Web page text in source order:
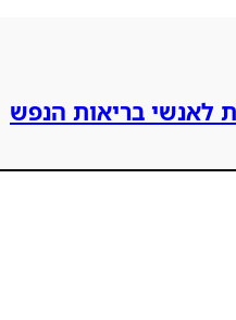
לאנשי בריאות הנפש